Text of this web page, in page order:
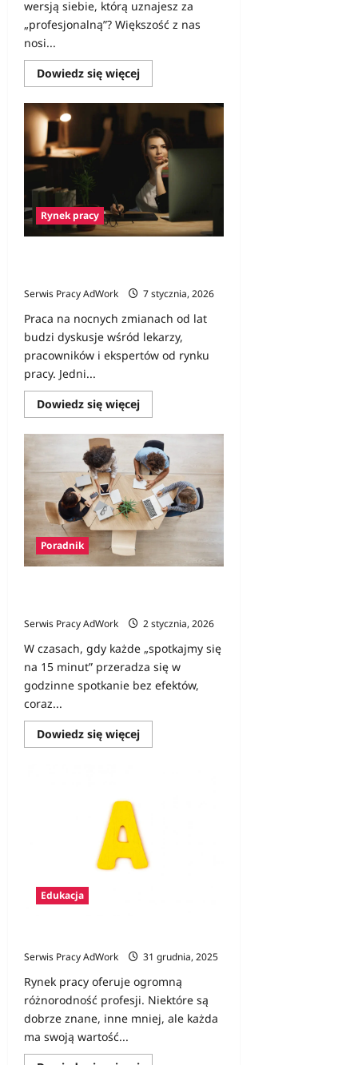
wersją siebie, którą uznajesz za
„profesjonalną”? Większość z nas
nosi...
Dowiedz się więcejDowiedz
się
o
Maski
miejscu
pracy
kim
jesteś,
kiedy
jesteś
„profesjonalny”?
Rynek pracy
Serwis Pracy AdWork
7 stycznia, 2026
Praca na nocnych zmianach od lat
budzi dyskusje wśród lekarzy,
pracowników i ekspertów od rynku
pracy. Jedni...
Dowiedz się więcejDowiedz
się
o
Czy
praca
nocna
skraca
życie?
Nocne
zmiany
a
badania
Poradnik
Serwis Pracy AdWork
2 stycznia, 2026
W czasach, gdy każde „spotkajmy się
na 15 minut” przeradza się w
godzinne spotkanie bez efektów,
coraz...
Dowiedz się więcejDowiedz
się
czyli
dni
bez
spotkań
a
Edukacja
Serwis Pracy AdWork
31 grudnia, 2025
Rynek pracy oferuje ogromną
różnorodność profesji. Niektóre są
dobrze znane, inne mniej, ale każda
ma swoją wartość...